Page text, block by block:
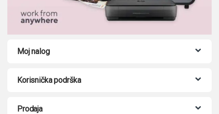
Moj nalog
Korisnička podrška
Prodaja